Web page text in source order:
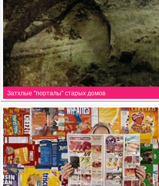
Затхлые "порталы" старых домов